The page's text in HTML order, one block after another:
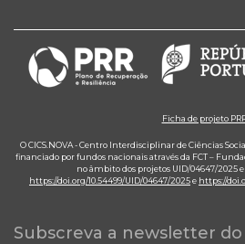
Ficha de projeto
O CICS.NOVA - Centro Interdisciplinar de Ciências
financiado por fundos nacionais através da FCT –
no âmbito dos projetos UID/04647/2025 e
https://doi.org/10.54499/UID/04647/2025e https://
Subscreva a newsletter do